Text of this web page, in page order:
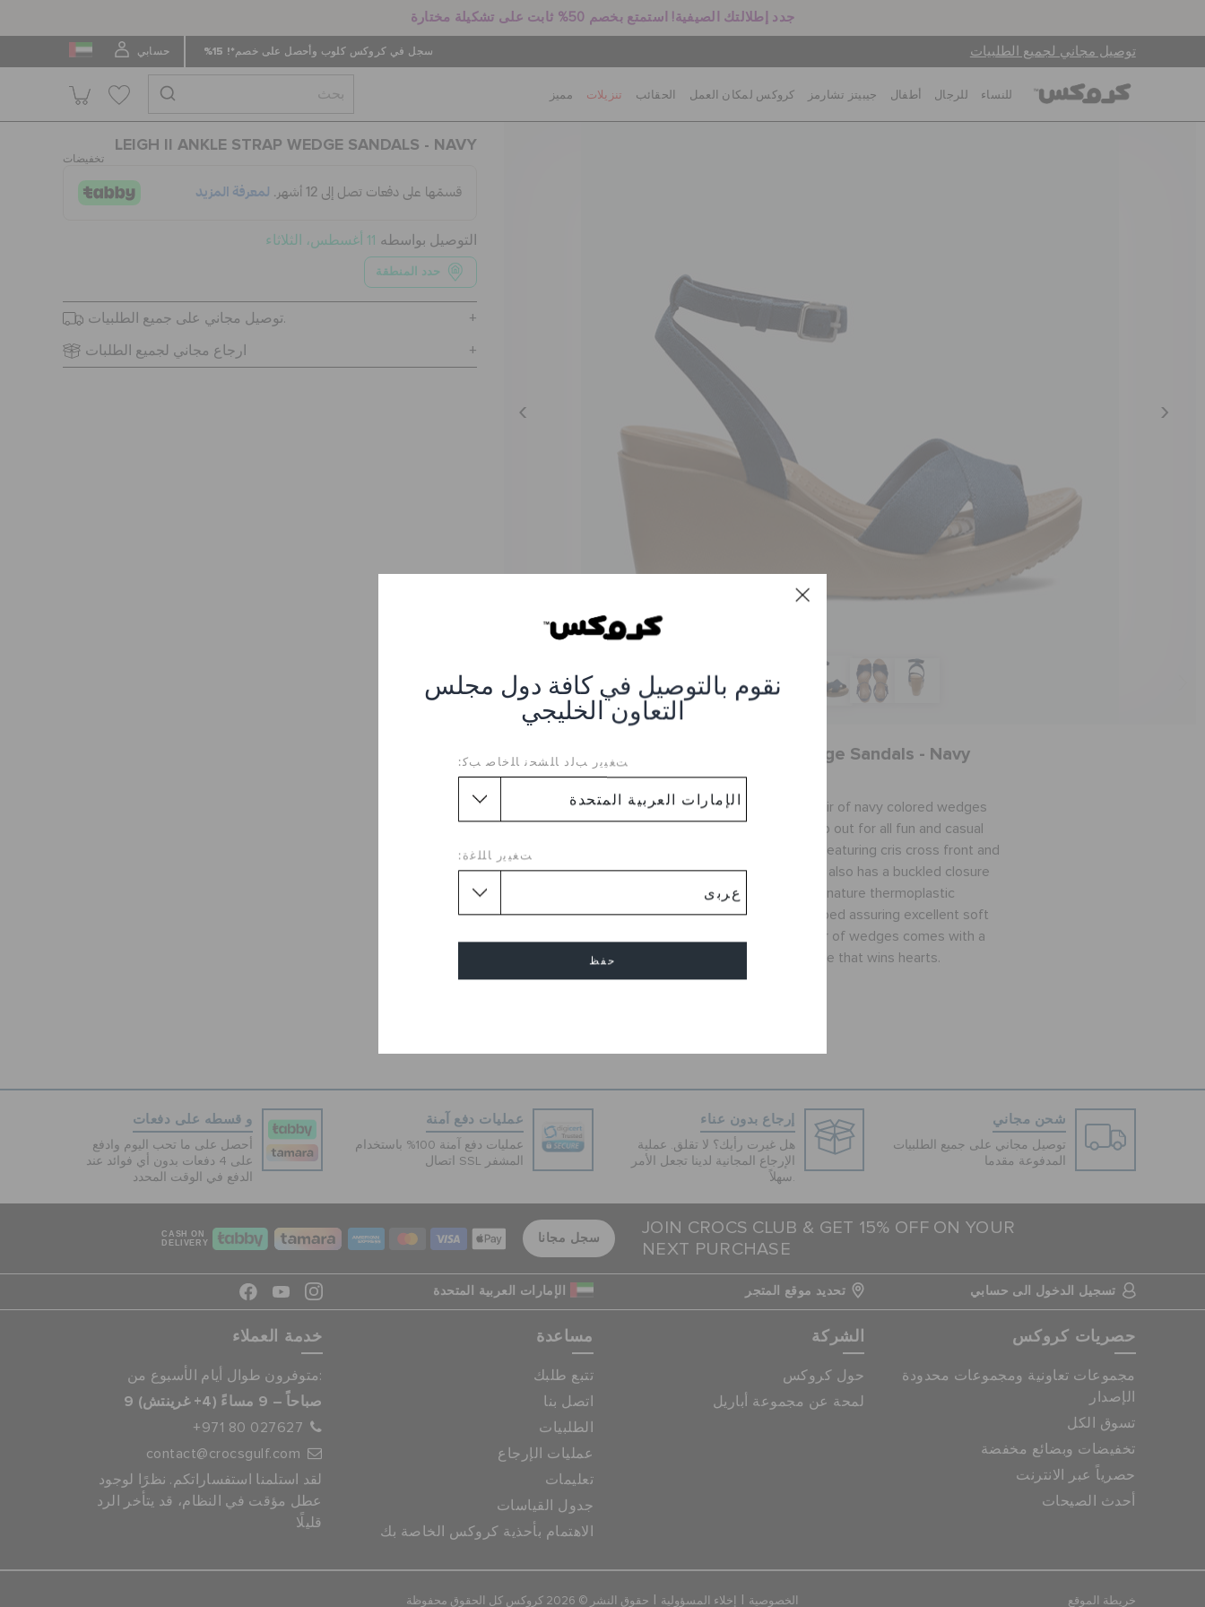
جدد إطلالتك الصيفية! استمتع بخصم 50% ثابت على تشكيلة مختارة
توصيل مجاني لجميع الطلبيات سجل في كروكس كلوب وأحصل على خصم*! 15% حسابي
نقوم بالتوصيل في كافة دول مجلس
التعاون الخليجي
ﺖﻐﻴﻳﺭ ﺐﻟﺩ ﺎﻠﺸﺤﻧ ﺎﻠﺧﺎﺻ ﺐﻛ:
ﺖﻐﻴﻳﺭ ﺎﻠﻠﻏﺓ:
حفظ
للنساء للرجال أطفال جيبيتز تشارمز كروكس لمكان العمل الحقائب تنزيلات مميز
LEIGH II ANKLE STRAP WEDGE SANDALS - NAVY
تخفيضات
التوصيل بواسطه 11 أغسطس، الثلاثاء
حدد المنطقة
توصيل مجاني على جميع الطلبيات.
ارجاع مجاني لجميع الطلبات
Leigh II Ankle Strap Wedge Sandals - Navy
العنصر #204950-4BM-NAVY
Truly feminine and stylish, this pair of navy colored wedges
from Crocs is a gorgeous to step out for all fun and casual
occasions in style and comfort. Featuring cris cross front and
ankle straps, this pair of wedges also has a buckled closure
that ensures snug fit. With its signature thermoplastic
material and Croslite foam foot bed assuring excellent soft
feel and lightweight feel, this pair of wedges comes with a
more refines contemporary shape that wins hearts.
شحن مجاني
توصيل مجاني على جميع الطلبيات
المدفوعة مقدما
إرجاع بدون عناء
هل غيرت رأيك؟ لا تقلق. عملية
الإرجاع المجانية لدينا تجعل الأمر
سهلاً.
عمليات دفع آمنة
عمليات دفع آمنة 100% باستخدام
اتصال SSL المشفر
و قسطه على دفعات
أحصل على ما تحب اليوم وادفع
على 4 دفعات بدون أي فوائد عند
الدفع في الوقت المحدد
JOIN CROCS CLUB & GET 15% OFF ON YOUR
NEXT PURCHASE
سجل مجانا
CASH ON
DELIVERY
تسجيل الدخول الى حسابي تحديد موقع المتجر الإمارات العربية المتحدة
حصريات كروكس
مجموعات تعاونية ومجموعات محدودة
الإصدار
تسوق الكل
تخفيضات وبضائع مخفضة
حصرياً عبر الانترنت
أحدث الصيحات
الشركة
حول كروكس
لمحة عن مجموعة أباريل
مساعدة
تتبع طلبك
اتصل بنا
الطلبيات
عمليات الإرجاع
تعليمات
جدول القياسات
الاهتمام بأحذية كروكس الخاصة بك
خدمة العملاء
متوفرون طوال أيام الأسبوع من:
9 صباحاً – 9 مساءً (4+ غرينتش)
+971 80 027627
contact@crocsgulf.com
لقد استلمنا استفساراتكم. نظرًا لوجود
عطل مؤقت في النظام، قد يتأخر الرد
قليلًا
خريطة الموقع الخصوصية إخلاء المسؤولية حقوق النشر © 2026 كروكس كل الحقوق محفوظة